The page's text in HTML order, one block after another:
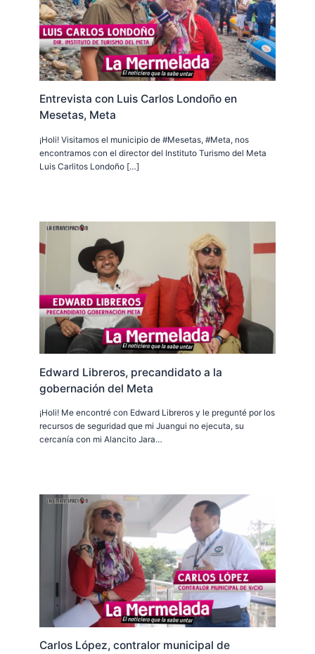
Entrevista con Luis Carlos Londoño en
Mesetas, Meta
¡Holi! Visitamos el municipio de #Mesetas, #Meta, nos
encontramos con el director del Instituto Turismo del Meta
Luis Carlitos Londoño […]
Edward Libreros, precandidato a la
gobernación del Meta
¡Holi! Me encontré con Edward Libreros y le pregunté por los
recursos de seguridad que mi Juangui no ejecuta, su
cercanía con mi Alancito Jara…
Carlos López, contralor municipal de